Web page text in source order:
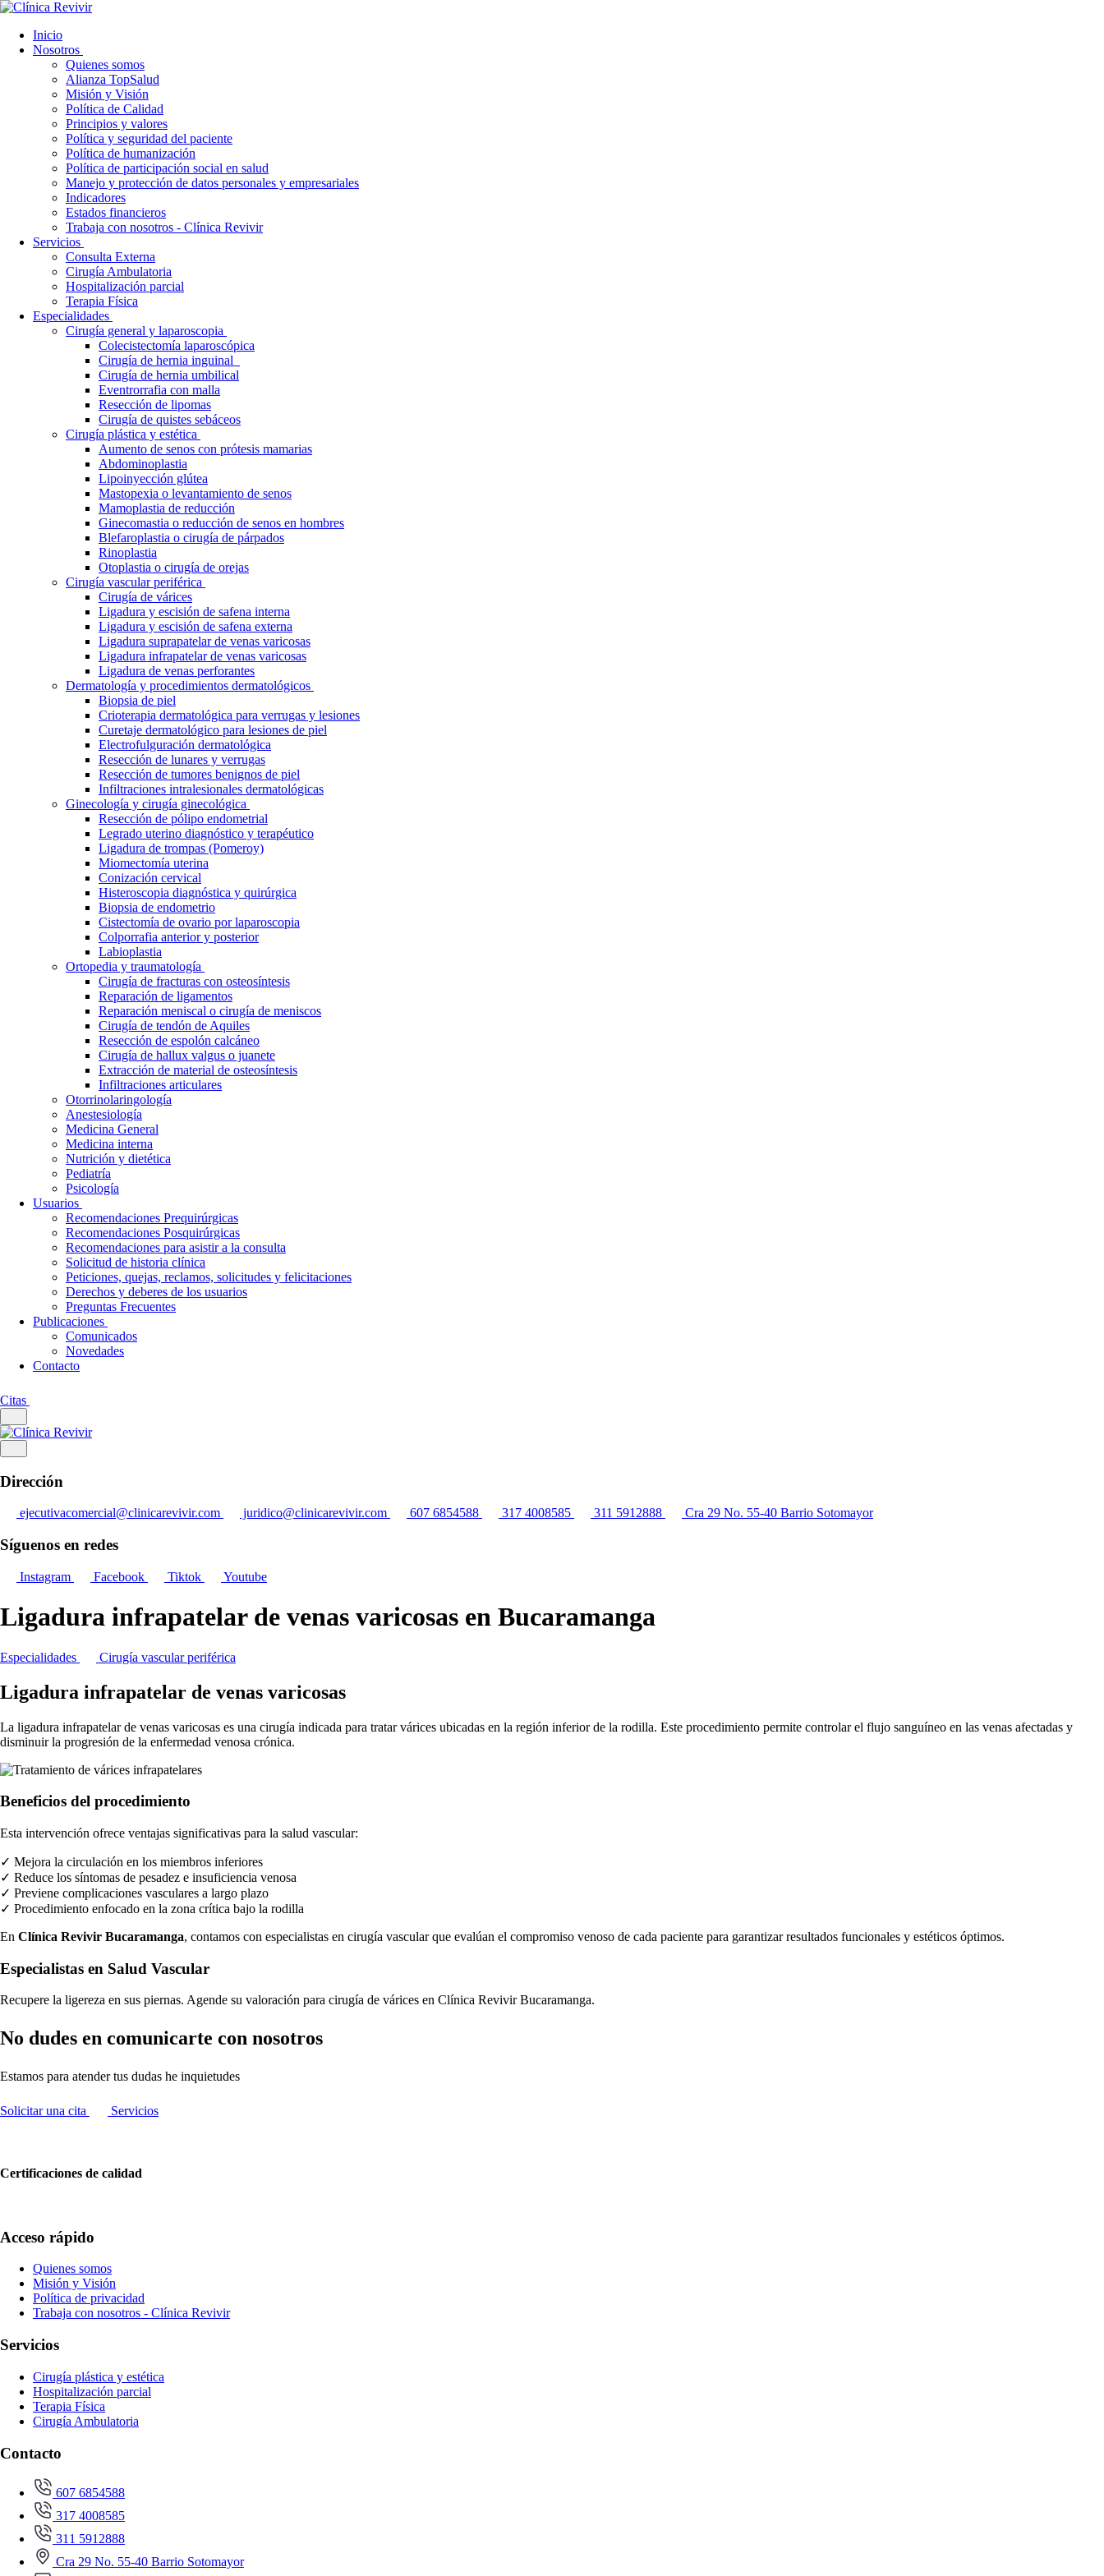
Inicio
Nosotros
Quienes somos
Alianza TopSalud
Misión y Visión
Política de Calidad
Principios y valores
Política y seguridad del paciente
Política de humanización
Política de participación social en salud
Manejo y protección de datos personales y empresariales
Indicadores
Estados financieros
Trabaja con nosotros - Clínica Revivir
Servicios
Consulta Externa
Cirugía Ambulatoria
Hospitalización parcial
Terapia Física
Especialidades
Cirugía general y laparoscopia
Colecistectomía laparoscópica
Cirugía de hernia inguinal
Cirugía de hernia umbilical
Eventrorrafia con malla
Resección de lipomas
Cirugía de quistes sebáceos
Cirugía plástica y estética
Aumento de senos con prótesis mamarias
Abdominoplastia
Lipoinyección glútea
Mastopexia o levantamiento de senos
Mamoplastia de reducción
Ginecomastia o reducción de senos en hombres
Blefaroplastia o cirugía de párpados
Rinoplastia
Otoplastia o cirugía de orejas
Cirugía vascular periférica
Cirugía de várices
Ligadura y escisión de safena interna
Ligadura y escisión de safena externa
Ligadura suprapatelar de venas varicosas
Ligadura infrapatelar de venas varicosas
Ligadura de venas perforantes
Dermatología y procedimientos dermatológicos
Biopsia de piel
Crioterapia dermatológica para verrugas y lesiones
Curetaje dermatológico para lesiones de piel
Electrofulguración dermatológica
Resección de lunares y verrugas
Resección de tumores benignos de piel
Infiltraciones intralesionales dermatológicas
Ginecología y cirugía ginecológica
Resección de pólipo endometrial
Legrado uterino diagnóstico y terapéutico
Ligadura de trompas (Pomeroy)
Miomectomía uterina
Conización cervical
Histeroscopia diagnóstica y quirúrgica
Biopsia de endometrio
Cistectomía de ovario por laparoscopia
Colporrafia anterior y posterior
Labioplastia
Ortopedia y traumatología
Cirugía de fracturas con osteosíntesis
Reparación de ligamentos
Reparación meniscal o cirugía de meniscos
Cirugía de tendón de Aquiles
Resección de espolón calcáneo
Cirugía de hallux valgus o juanete
Extracción de material de osteosíntesis
Infiltraciones articulares
Otorrinolaringología
Anestesiología
Medicina General
Medicina interna
Nutrición y dietética
Pediatría
Psicología
Usuarios
Recomendaciones Prequirúrgicas
Recomendaciones Posquirúrgicas
Recomendaciones para asistir a la consulta
Solicitud de historia clínica
Peticiones, quejas, reclamos, solicitudes y felicitaciones
Derechos y deberes de los usuarios
Preguntas Frecuentes
Publicaciones
Comunicados
Novedades
Contacto
Citas
Dirección
ejecutivacomercial@clinicarevivir.com juridico@clinicarevivir.com 607 6854588 317 4008585 311 5912888 Cra 29 No. 55-40 Barrio Sotomayor
Síguenos en redes
Instagram Facebook Tiktok Youtube
Ligadura infrapatelar de venas varicosas en Bucaramanga
Especialidades Cirugía vascular periférica
Ligadura infrapatelar de venas varicosas
La ligadura infrapatelar de venas varicosas es una cirugía indicada para tratar várices ubicadas en la región inferior de la rodilla. Este procedimiento permite controlar el flujo sanguíneo en las venas afectadas y
disminuir la progresión de la enfermedad venosa crónica.
Beneficios del procedimiento
Esta intervención ofrece ventajas significativas para la salud vascular:
✓ Mejora la circulación en los miembros inferiores
✓ Reduce los síntomas de pesadez e insuficiencia venosa
✓ Previene complicaciones vasculares a largo plazo
✓ Procedimiento enfocado en la zona crítica bajo la rodilla
En Clínica Revivir Bucaramanga, contamos con especialistas en cirugía vascular que evalúan el compromiso venoso de cada paciente para garantizar resultados funcionales y estéticos óptimos.
Especialistas en Salud Vascular
Recupere la ligereza en sus piernas. Agende su valoración para cirugía de várices en Clínica Revivir Bucaramanga.
No dudes en comunicarte con nosotros
Estamos para atender tus dudas he inquietudes
Solicitar una cita Servicios
Certificaciones de calidad
Acceso rápido
Quienes somos
Misión y Visión
Política de privacidad
Trabaja con nosotros - Clínica Revivir
Servicios
Cirugía plástica y estética
Hospitalización parcial
Terapia Física
Cirugía Ambulatoria
Contacto
607 6854588
317 4008585
311 5912888
Cra 29 No. 55-40 Barrio Sotomayor